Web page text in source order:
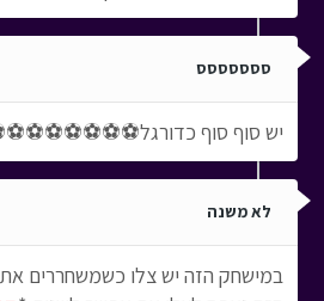
ססססססס
יש סוף סוף
לא משנה
במישחק הזה יש צלו כשמשחררים